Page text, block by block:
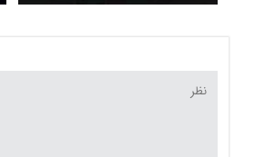
آبولا از جام جهانی حذف می